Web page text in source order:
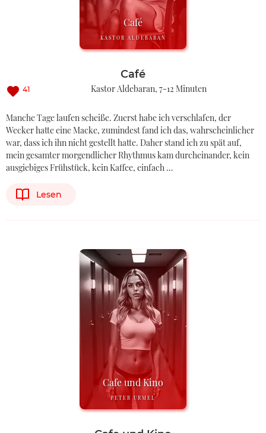
Café
KASTOR ALDEBARAN
Café
41 Kastor Aldebaran 7-12 Minuten
Manche Tage laufen scheiße. Zuerst habe ich verschlafen, der
Wecker hatte eine Macke, zumindest fand ich das, wahrscheinlicher
war, dass ich ihn nicht gestellt hatte. Daher stand ich zu spät auf,
mein gesamter morgendlicher Rhythmus kam durcheinander, kein
ausgiebiges Frühstück, kein Kaffee, einfach …
Lesen
Cafe und Kino
PETER URMEL